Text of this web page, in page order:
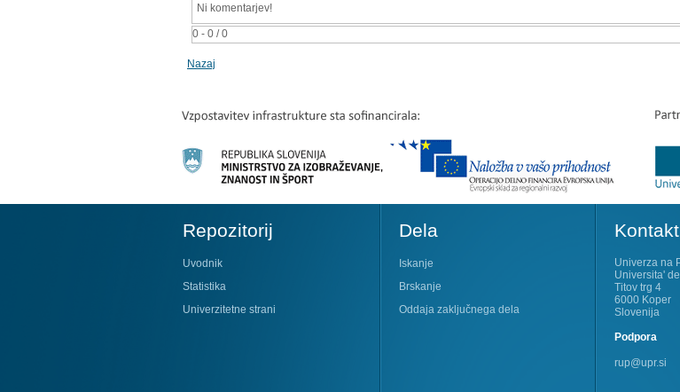
0 - 0 / 0
Ni komentarjev!
Nazaj
Repozitorij
Uvodnik
Statistika
Univerzitetne strani
Dela
Iskanje
Brskanje
Oddaja zaključnega dela
Kontakt
Univerza na
Universita'
Titov trg 4
6000 Koper
Slovenija
Podpora
rup@upr.si